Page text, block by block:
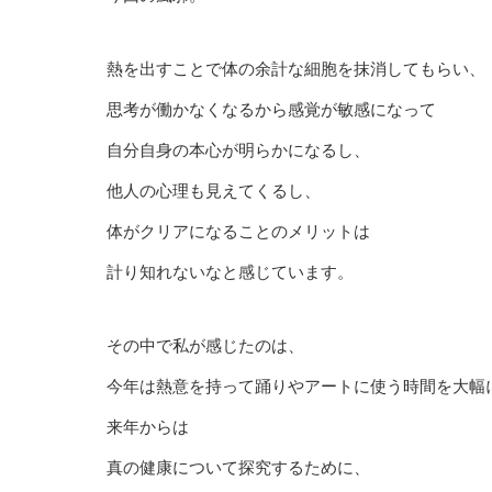
熱を出すことで体の余計な細胞を抹消してもらい、
思考が働かなくなるから感覚が敏感になって
自分自身の本心が明らかになるし、
他人の心理も見えてくるし、
体がクリアになることのメリットは
計り知れないなと感じています。
その中で私が感じたのは、
今年は熱意を持って踊りやアートに使う時間を大幅
来年からは
真の健康について探究するために、